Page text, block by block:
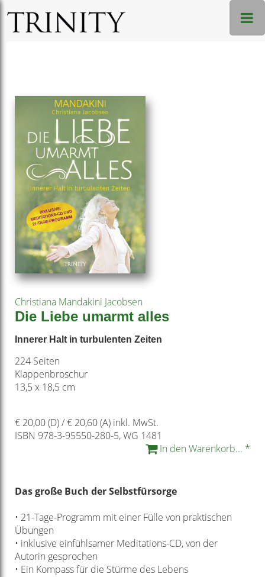
Christiana Mandakini Jacobsen
Die Liebe umarmt alles
Innerer Halt in turbulenten Zeiten
224 Seiten
Klappenbroschur
13,5 x 18,5 cm
€ 20,00 (D) / € 20,60 (A) inkl. MwSt.
ISBN 978-3-95550-280-5, WG 1481
In den Warenkorb... *
Das große Buch derSelbstfürsorge
• 21-Tage-Programm mit einer Fülle von praktischen
Übungen
• inklusive einfühlsamer Meditations-CD,von der
Autorin gesprochen
• Ein Kompass für die Stürme des Lebens